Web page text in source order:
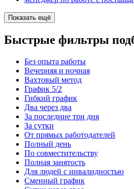
Показать ещё
Быстрые фильтры
Без опыта работы
Вечерняя и ночная
Вахтовый метод
График 5/2
Гибкий график
Два через два
За последние три дня
За сутки
От прямых работодателей
Полный день
По совместительству
Полная занятость
Для людей с инвалидностью
Сменный график